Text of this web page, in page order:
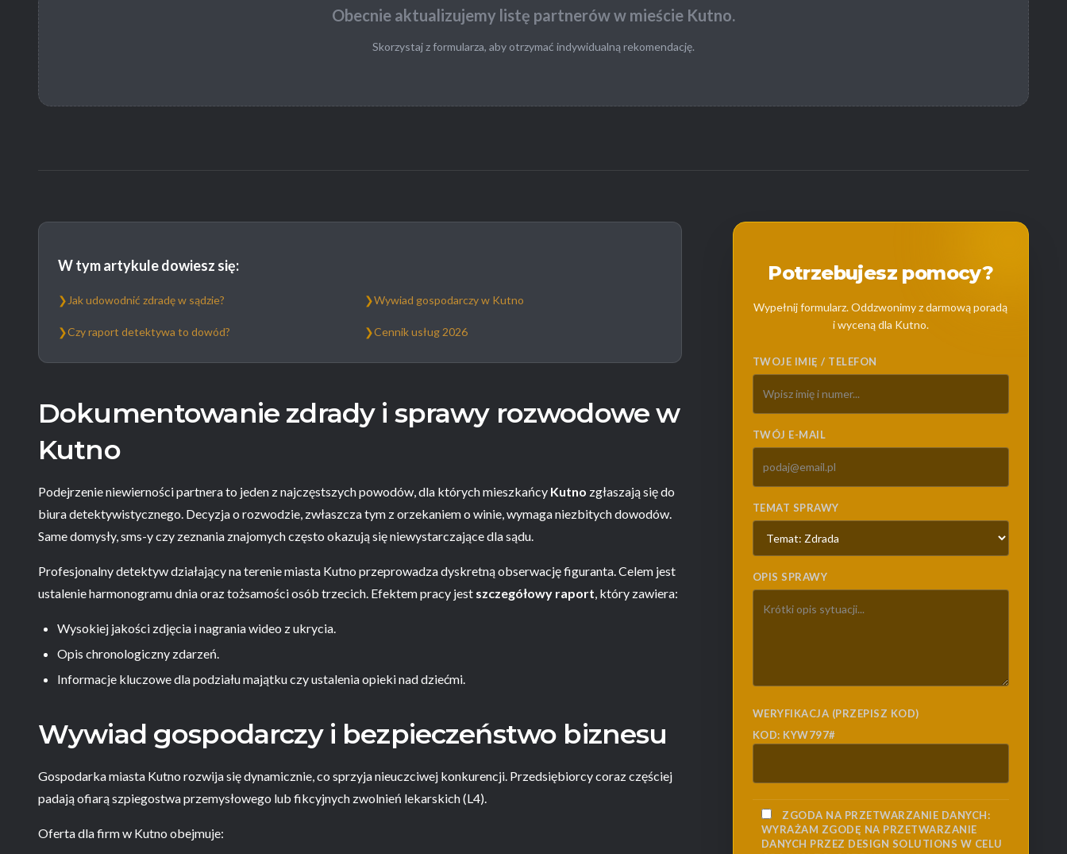
Obecnie aktualizujemy listę partnerów w mieście Kutno.
Skorzystaj z formularza, aby otrzymać indywidualną rekomendację.
W tym artykule dowiesz się:
❯ Jak udowodnić zdradę w sądzie? ❯Wywiad gospodarczy w Kutno
❯Czy raport detektywa to dowód? ❯Cennik usług 2026
Dokumentowanie zdrady i sprawy rozwodowe w
Kutno
Podejrzenie niewierności partnera to jeden z najczęstszych powodów, dla których mieszkańcy Kutno zgłaszają się do
biura detektywistycznego. Decyzja o rozwodzie, zwłaszcza tym z orzekaniem o winie, wymaga niezbitych dowodów.
Same domysły, sms-y czy zeznania znajomych często okazują się niewystarczające dla sądu.
Profesjonalny detektyw działający na terenie miasta Kutno przeprowadza dyskretną obserwację figuranta. Celem jest
ustalenie harmonogramu dnia oraz tożsamości osób trzecich. Efektem pracy jest szczegółowy raport, który zawiera:
Wysokiej jakości zdjęcia i nagrania wideo z ukrycia.
Opis chronologiczny zdarzeń.
Informacje kluczowe dla podziału majątku czy ustalenia opieki nad dziećmi.
Wywiad gospodarczy i bezpieczeństwo biznesu
Gospodarka miasta Kutno rozwija się dynamicznie, co sprzyja nieuczciwej konkurencji. Przedsiębiorcy coraz częściej
padają ofiarą szpiegostwa przemysłowego lub fikcyjnych zwolnień lekarskich (L4).
Oferta dla firm w Kutno obejmuje:
Potrzebujesz pomocy?
Wypełnij formularz. Oddzwonimy z darmową poradą
i wyceną dla Kutno.
TWOJE IMIĘ / TELEFON
TWÓJ E-MAIL
TEMAT SPRAWY
OPIS SPRAWY
WERYFIKACJA (PRZEPISZ KOD)
KOD: KYW797#
ZGODA NA PRZETWARZANIE DANYCH:
WYRAŻAM ZGODĘ NA PRZETWARZANIE
DANYCH PRZEZ DESIGN SOLUTIONS W CELU